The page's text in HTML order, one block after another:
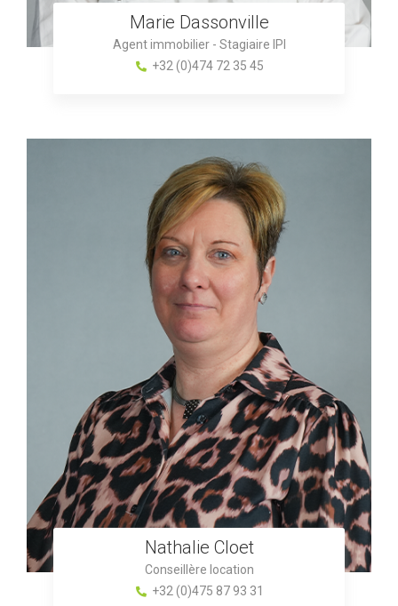
Marie Dassonville
Agent immobilier - Stagiaire IPI
+32 (0)474 72 35 45
Nathalie Cloet
Conseillère location
+32 (0)475 87 93 31